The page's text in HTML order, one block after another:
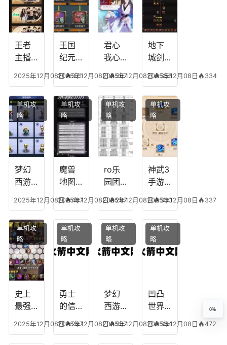
多少
级能
挖矿
可以
放三
个是
什么
模式
符命
中后
附加
五雷
复古
传奇
英雄
版哪
个组
合平
王者
主播
搭
配，
王者
最强
的主
播
2025年12月08日 371
王国
纪元
搭
配，
王国
纪元
最强
2025年12月08日 367
君心
我心
宫攻
略，
君心
我心
剧情
文本
2025年12月08日 356
地下
城剑
能加
点
图，
地下
城剑
神用
什么
装备
2025年12月08日 334
梦幻
西游
凡，
梦幻
十二
生肖
2025年12月08日 487
单机攻
略
魔兽
地图
任务
攻
略，
魔兽
世界
2025年12月08日 297
单机攻
略
ro乐
园团
附
魔，
乐园
团装
备任
2025年12月08日 330
单机攻
略
神武3
手游
辅助
技能
加
点，
神武
龙宫
怎么
2025年12月08日 337
单机攻
略
史上
最强
容搭
2025年12月08日 297
单机攻
略
勇士
的信
物技
能，
2025年12月08日 337
单机攻
略
梦幻
西游
炼丹
炉攻
2025年12月08日 334
单机攻
略
凹凸
世界
全部
阵容
2025年12月08日 472
单机攻
略
0%